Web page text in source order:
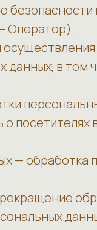
Оператор).
в
—